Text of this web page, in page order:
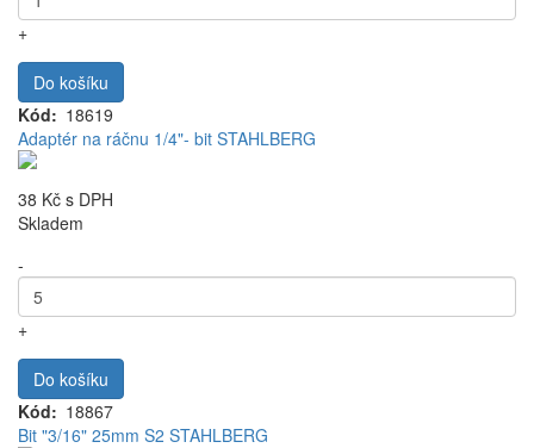
+
Do košíku
Kód
18619
Adaptér na ráčnu 1/4"- bit STAHLBERG
38 Kč s DPH
Skladem
-
+
Do košíku
Kód
18867
Bit "3/16" 25mm S2 STAHLBERG